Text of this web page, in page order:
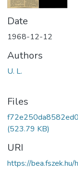
Date
1968-12-12
Authors
U. L.
Files
(523.79 KB)
URI
https://